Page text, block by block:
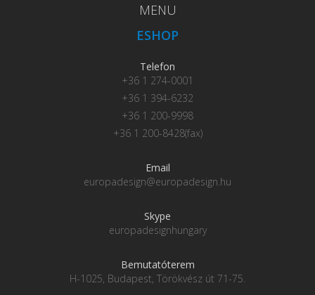
MENU
ESHOP
Telefon
+36 1 274-0001
+36 1 394-6232
+36 1 200-9998
+36 1 200-8428(fax)
Email
europadesign@europadesign.hu
Skype
europadesignhungary
Bemutatóterem
H-1025, Budapest, Törökvész út 71-75.